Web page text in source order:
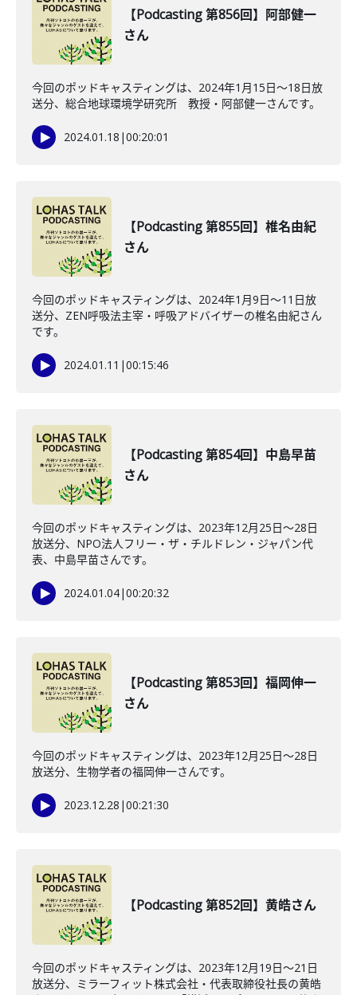
【Podcasting 第856回】阿部健一
さん
今回のポッドキャスティングは、2024年1月15日〜18日放
送分、総合地球環境学研究所 教授・阿部健一さんです。
2024.01.18 |00:20:01
【Podcasting 第855回】椎名由紀
さん
今回のポッドキャスティングは、2024年1月9日〜11日放
送分、ZEN呼吸法主宰・呼吸アドバイザーの椎名由紀さん
です。
2024.01.11 |00:15:46
【Podcasting 第854回】中島早苗
さん
今回のポッドキャスティングは、2023年12月25日〜28日
放送分、NPO法人フリー・ザ・チルドレン・ジャパン代
表、中島早苗さんです。
2024.01.04|00:20:32
【Podcasting 第853回】福岡伸一
さん
今回のポッドキャスティングは、2023年12月25日〜28日
放送分、生物学者の福岡伸一さんです。
2023.12.28 |00:21:30
【Podcasting 第852回】黄皓さん
今回のポッドキャスティングは、2023年12月19日〜21日
放送分、ミラーフィット株式会社・代表取締役社長の黄皓